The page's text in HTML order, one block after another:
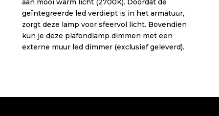
aan mooi warm licht (2700K). Doordat de
geïntegreerde led verdiept is in het armatuur,
zorgt deze lamp voor sfeervol licht. Bovendien
kun je deze plafondlamp dimmen met een
externe muur led dimmer (exclusief geleverd).